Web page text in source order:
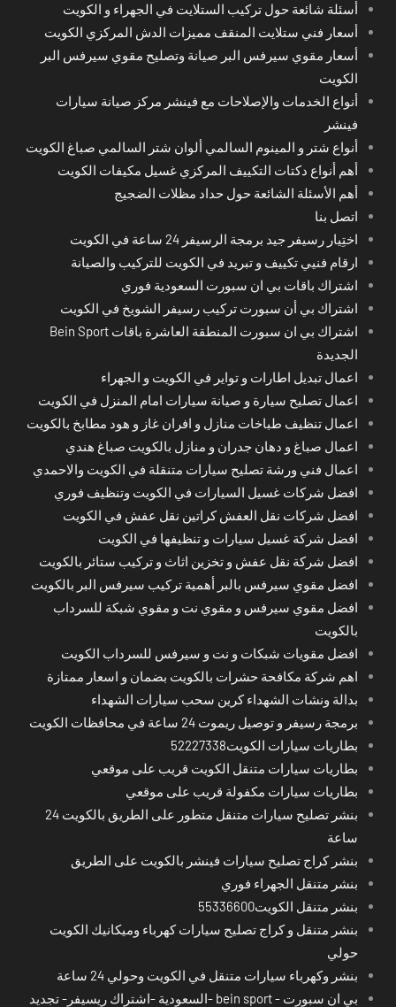
أسئلة شائعة حول تركيب الستلايت في الجهراء و الكويت
أسعار فني ستلايت المنقف مميزات الدش المركزي الكويت
أسعار مقوي سيرفس البر صيانة وتصليح مقوي سيرفس البر
الكويت
أنواع الخدمات والإصلاحات مع فينشر مركز صيانة سيارات
فينشر
أنواع شتر و المينوم السالمي ألوان شتر السالمي صباغ الكويت
أهم أنواع دكتات التكييف المركزي غسيل مكيفات الكويت
أهم الأسئلة الشائعة حول حداد مظلات الضجيج
اتصل بنا
اختِيار رسيفر جيد برمجة الرسيفر 24 ساعة في الكويت
ارقام فنيي تكييف و تبريد في الكويت للتركيب والصيانة
اشتراك باقات بي ان سبورت السعودية فوري
اشتراك بي أن سبورت تركيب رسيفر الشويخ في الكويت
اشتراك بي ان سبورت المنطقة العاشرة باقات Bein Sport
الجديدة
اعمال تبديل اطارات و تواير في الكويت و الجهراء
اعمال تصليح سيارة و صيانة سيارات امام المنزل في الكويت
اعمال تنظيف طباخات منازل و افران غاز و هود مطابخ بالكويت
اعمال صباغ و دهان جدران و منازل بالكويت صباغ هندي
اعمال فني ورشة تصليح سيارات متنقلة في الكويت والاحمدي
افضل شركات غسيل السيارات في الكويت وتنظيف فوري
افضل شركات نقل العفش كراتين نقل عفش في الكويت
افضل شركة غسيل سيارات و تنظيفها في الكويت
افضل شركة نقل عفش و تخزين اثاث و تركيب ستائر بالكويت
افضل مقوي سيرفس بالبر أهمية تركيب سيرفس البر بالكويت
افضل مقوي سيرفس و مقوي نت و مقوي شبكة للسرداب
بالكويت
افضل مقويات شبكات و نت و سيرفس للسرداب الكويت
اهم شركة مكافحة حشرات بالكويت بضمان و اسعار ممتازة
بدالة ونشات الشهداء كرين سحب سيارات الشهداء
برمجة رسيفر و توصيل ريموت 24 ساعة في محافظات الكويت
بطاريات سيارات الكويت52227338
بطاريات سيارات متنقل الكويت قريب على موقعي
بطاريات سيارات مكفولة قريب على موقعي
بنشر تصليح سيارات متنقل متطور على الطريق بالكويت 24
ساعة
بنشر كراج تصليح سيارات فينشر بالكويت على الطريق
بنشر متنقل الجهراء فوري
بنشر متنقل الكويت55336600
بنشر متنقل و كراج تصليح سيارات كهرباء وميكانيك الكويت
حولي
بنشر وكهرباء سيارات متنقل في الكويت وحولي 24 ساعة
بي ان سبورت - bein sport -السعودية -اشتراك ريسيفر- تجديد